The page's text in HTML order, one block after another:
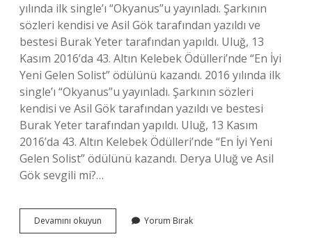
yılında ilk single’ı “Okyanus”u yayınladı. Şarkının
sözleri kendisi ve Asil Gök tarafından yazıldı ve
bestesi Burak Yeter tarafından yapıldı. Uluğ, 13
Kasım 2016’da 43. Altın Kelebek Ödülleri’nde “En İyi
Yeni Gelen Solist” ödülünü kazandı. 2016 yılında ilk
single’ı “Okyanus”u yayınladı. Şarkının sözleri
kendisi ve Asil Gök tarafından yazıldı ve bestesi
Burak Yeter tarafından yapıldı. Uluğ, 13 Kasım
2016’da 43. Altın Kelebek Ödülleri’nde “En İyi Yeni
Gelen Solist” ödülünü kazandı. Derya Uluğ ve Asil
Gök sevgili mi?…
Devamını okuyun
Uluğ
Yorum Bırak